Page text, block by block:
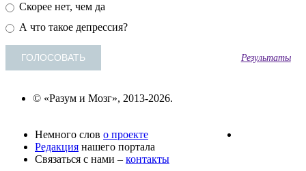
Скорее нет, чем да
А что такое депрессия?
Результаты
© «Разум и Мозг», 2013-2026.
Немного слов о проекте
Редакция нашего портала
Связаться с нами – контакты